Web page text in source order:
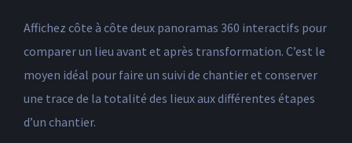
Affichez côte à côte deux panoramas 360 interactifs pour
comparer un lieu avant et après transformation. C’est le
moyen idéal pour faire un suivi de chantier et conserver
une trace de la totalité des lieux aux différentes étapes
d’un chantier.